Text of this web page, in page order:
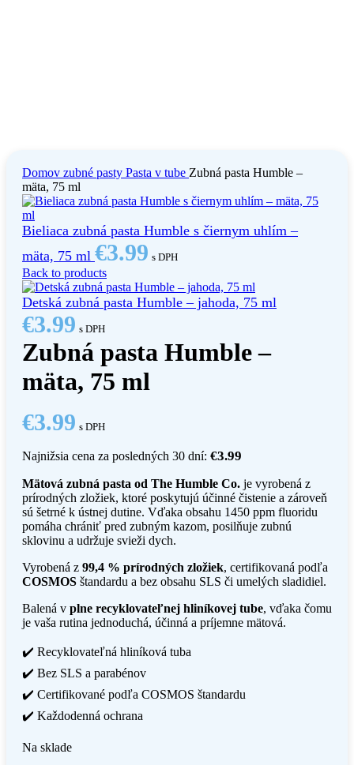
Domov zubné pasty Pasta v tube Zubná pasta Humble –
mäta, 75 ml
Bieliaca zubná pasta Humble s čiernym uhlím –
mäta, 75 ml €3.99 s DPH
Back to products
Detská zubná pasta Humble – jahoda, 75 ml
€3.99 s DPH
Zubná pasta Humble –
mäta, 75 ml
€3.99 s DPH
Najnižsia cena za posledných 30 dní: €3.99
Mätová zubná pasta od The Humble Co. je vyrobená z
prírodných zložiek, ktoré poskytujú účinné čistenie a zároveň
sú šetrné k ústnej dutine. Vďaka obsahu 1450 ppm fluoridu
pomáha chrániť pred zubným kazom, posilňuje zubnú
sklovinu a udržuje svieži dych.
Vyrobená z 99,4 % prírodných zložiek, certifikovaná podľa
COSMOS štandardu a bez obsahu SLS či umelých sladidiel.
Balená v plne recyklovateľnej hliníkovej tube, vďaka čomu
je vaša rutina jednoduchá, účinná a príjemne mätová.
✔️ Recyklovateľná hliníková tuba
✔️ Bez SLS a parabénov
✔️ Certifikované podľa COSMOS štandardu
✔️ Každodenná ochrana
Na sklade